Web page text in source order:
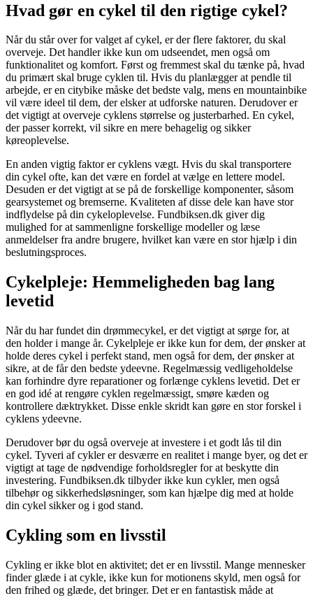
Hvad gør en cykel til den rigtige cykel?
Når du står over for valget af cykel, er der flere faktorer, du skal
overveje. Det handler ikke kun om udseendet, men også om
funktionalitet og komfort. Først og fremmest skal du tænke på, hvad
du primært skal bruge cyklen til. Hvis du planlægger at pendle til
arbejde, er en citybike måske det bedste valg, mens en mountainbike
vil være ideel til dem, der elsker at udforske naturen. Derudover er
det vigtigt at overveje cyklens størrelse og justerbarhed. En cykel,
der passer korrekt, vil sikre en mere behagelig og sikker
køreoplevelse.
En anden vigtig faktor er cyklens vægt. Hvis du skal transportere
din cykel ofte, kan det være en fordel at vælge en lettere model.
Desuden er det vigtigt at se på de forskellige komponenter, såsom
gearsystemet og bremserne. Kvaliteten af disse dele kan have stor
indflydelse på din cykeloplevelse. Fundbiksen.dk giver dig
mulighed for at sammenligne forskellige modeller og læse
anmeldelser fra andre brugere, hvilket kan være en stor hjælp i din
beslutningsproces.
Cykelpleje: Hemmeligheden bag lang
levetid
Når du har fundet din drømmecykel, er det vigtigt at sørge for, at
den holder i mange år. Cykelpleje er ikke kun for dem, der ønsker at
holde deres cykel i perfekt stand, men også for dem, der ønsker at
sikre, at de får den bedste ydeevne. Regelmæssig vedligeholdelse
kan forhindre dyre reparationer og forlænge cyklens levetid. Det er
en god idé at rengøre cyklen regelmæssigt, smøre kæden og
kontrollere dæktrykket. Disse enkle skridt kan gøre en stor forskel i
cyklens ydeevne.
Derudover bør du også overveje at investere i et godt lås til din
cykel. Tyveri af cykler er desværre en realitet i mange byer, og det er
vigtigt at tage de nødvendige forholdsregler for at beskytte din
investering. Fundbiksen.dk tilbyder ikke kun cykler, men også
tilbehør og sikkerhedsløsninger, som kan hjælpe dig med at holde
din cykel sikker og i god stand.
Cykling som en livsstil
Cykling er ikke blot en aktivitet; det er en livsstil. Mange mennesker
finder glæde i at cykle, ikke kun for motionens skyld, men også for
den frihed og glæde, det bringer. Det er en fantastisk måde at